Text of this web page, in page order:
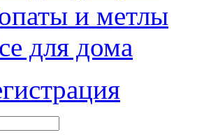
и метлы
для дома